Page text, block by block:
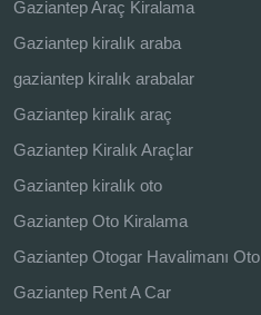
Gaziantep Araç Kiralama
Gaziantep kiralık araba
gaziantep kiralık arabalar
Gaziantep kiralık araç
Gaziantep Kiralık Araçlar
Gaziantep kiralık oto
Gaziantep Oto Kiralama
Gaziantep Otogar Havalimanı Oto
Gaziantep Rent A Car